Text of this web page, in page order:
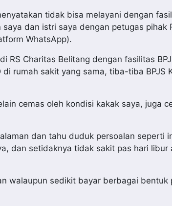
tidak bisa melayani dengan
dan istri saya dengan petugas pihak
WhatsApp).
Charitas Belitang dengan fasilitas
rumah sakit yang sama, tiba-tiba BPJS
cemas oleh kondisi kakak saya, juga
dan tahu duduk persoalan seperti
dan setidaknya tidak sakit pas hari libur
walaupun sedikit bayar berbagai bentuk